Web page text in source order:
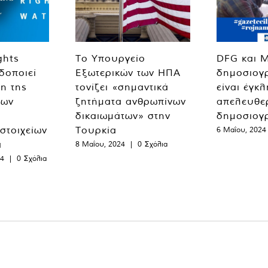
της
| 0 Σχόλια
Το Υπουργείο
Εξωτερικών των ΗΠΑ
τονίζει «σημαντικά
ζητήματα ανθρωπίνων
δικαιωμάτων» στην
Τουρκία
8 Μαΐου, 2024 | 0 Σχόλια
DFG και
είναι
6 Μαΐου, 2024